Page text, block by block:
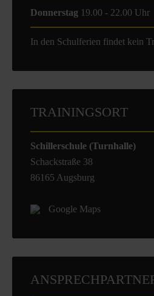
Donnerstag 19.00 - 22.00 Uhr
In den Schulferien findet kein
TRAININGSORT
Schillerschule (Turnhalle)
Schackstraße 38
86165 Augsburg
Google Maps